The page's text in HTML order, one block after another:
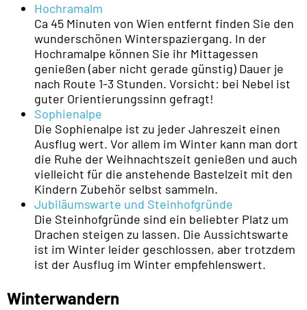
Hochramalm
Ca 45 Minuten von Wien entfernt finden Sie den
wunderschönen Winterspaziergang. In der
Hochramalpe können Sie ihr Mittagessen
genießen (aber nicht gerade günstig) Dauer je
nach Route 1-3 Stunden. Vorsicht: bei Nebel ist
guter Orientierungssinn gefragt!
Sophienalpe
Die Sophienalpe ist zu jeder Jahreszeit einen
Ausflug wert. Vor allem im Winter kann man dort
die Ruhe der Weihnachtszeit genießen und auch
vielleicht für die anstehende Bastelzeit mit den
Kindern Zubehör selbst sammeln.
Jubiläumswarte und Steinhofgründe
Die Steinhofgründe sind ein beliebter Platz um
Drachen steigen zu lassen. Die Aussichtswarte
ist im Winter leider geschlossen, aber trotzdem
ist der Ausflug im Winter empfehlenswert.
Winterwandern